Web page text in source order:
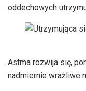
oddechowych
Astma rozwija się,
nadmiernie wrażliwe